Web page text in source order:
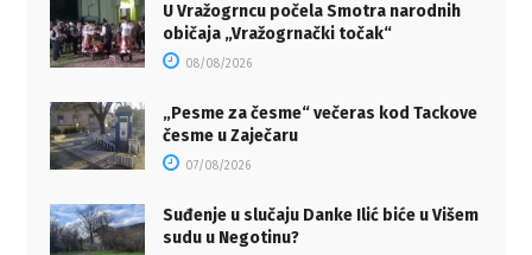
U Vražogrncu počela Smotra narodnih
običaja „Vražogrnački točak“
08/08/2026
„Pesme za česme“ večeras kod Tackove
česme u Zaječaru
07/08/2026
Suđenje u slučaju Danke Ilić biće u Višem
sudu u Negotinu?